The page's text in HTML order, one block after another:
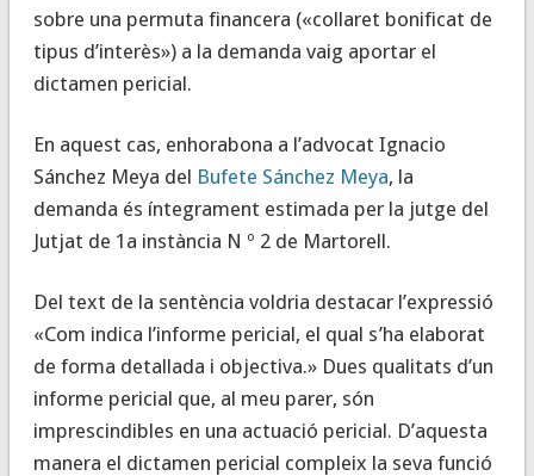
sobre una permuta financera («collaret bonificat de
tipus d’interès») a la demanda vaig aportar el
dictamen pericial.
En aquest cas, enhorabona a l’advocat Ignacio
Sánchez Meya del Bufete Sánchez Meya, la
demanda és íntegrament estimada per la jutge del
Jutjat de 1a instància N º 2 de Martorell.
Del text de la sentència voldria destacar l’expressió
«Com indica l’informe pericial, el qual s’ha elaborat
de forma detallada i objectiva.» Dues qualitats d’un
informe pericial que, al meu parer, són
imprescindibles en una actuació pericial. D’aquesta
manera el dictamen pericial compleix la seva funció